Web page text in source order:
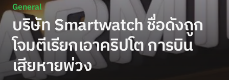
General
บริษัท Smartwatch ชื่อดังถูก
โจมตีเรียกเอาคริปโต การบิน
เสียหายพ่วง